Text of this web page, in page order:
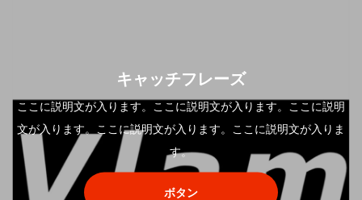
キャッチフレーズ
ここに説明文が入ります。ここに説明文が入ります。ここに説明
文が入ります。ここに説明文が入ります。ここに説明文が入りま
す。
ボタン